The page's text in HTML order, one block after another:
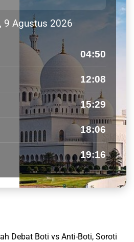
9 Agustus 2026
04:50
12:08
15:29
18:06
19:16
Debat Boti vs Anti-Boti, Soroti